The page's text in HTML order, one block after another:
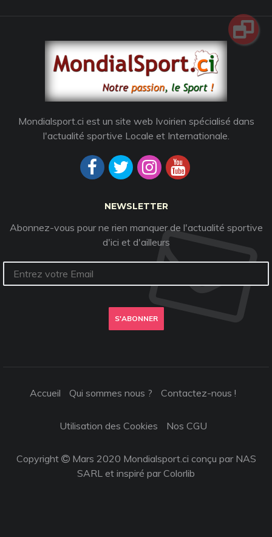
Mondialsport.ci est un site web Ivoirien spécialisé dans
l'actualité sportive Locale et Internationale.
NEWSLETTER
Abonnez-vous pour ne rien manquer de l'actualité sportive
d'ici et d'ailleurs
S'ABONNER
Accueil Qui sommes nous ? Contactez-nous !
Utilisation des Cookies Nos CGU
Copyright
Mars 2020 Mondialsport.ci conçu par NAS
SARL et inspiré parColorlib